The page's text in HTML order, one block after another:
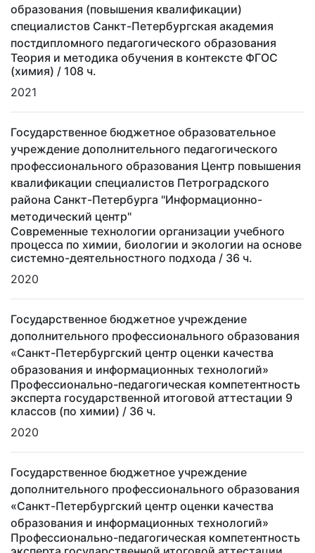
образования (повышения квалификации)
специалистов Санкт-Петербургская академия
постдипломного педагогического образования
Теория и методика обучения в контексте ФГОС
(химия) / 108 ч.
2021
Государственное бюджетное образовательное
учреждение дополнительного педагогического
профессионального образования Центр повышения
квалификации специалистов Петроградского
района Санкт-Петербурга "Информационно-
методический центр"
Современные технологии организации учебного
процесса по химии, биологии и экологии на основе
системно-деятельностного подхода / 36 ч.
2020
Государственное бюджетное учреждение
дополнительного профессионального образования
«Санкт-Петербургский центр оценки качества
образования и информационных технологий»
Профессионально-педагогическая компетентность
эксперта государственной итоговой аттестации 9
классов (по химии) / 36 ч.
2020
Государственное бюджетное учреждение
дополнительного профессионального образования
«Санкт-Петербургский центр оценки качества
образования и информационных технологий»
Профессионально-педагогическая компетентность